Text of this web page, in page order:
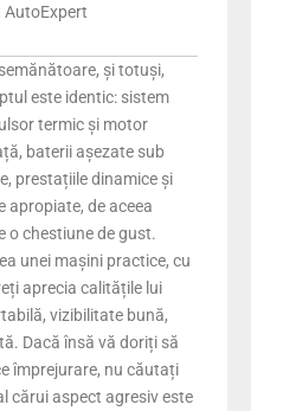
AutoExpert
și totuși,
este identic: sistem
termic și motor
baterii așezate sub
prestațiile dinamice și
apropiate, de aceea
o chestiune de gust.
unei mașini practice, cu
aprecia calitățile lui
vizibilitate bună,
Dacă însă vă doriți să
împrejurare, nu căutați
cărui aspect agresiv este